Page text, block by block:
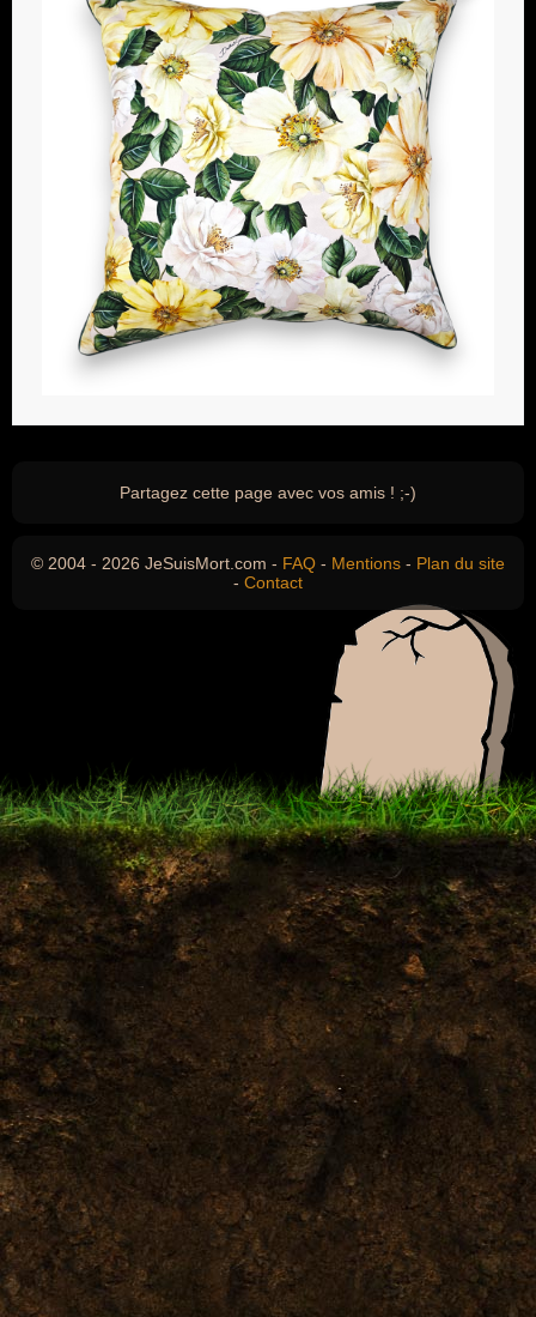
Partagez cette page avec vos amis ! ;-)
© 2004 - 2026 JeSuisMort.com - FAQ - Mentions - Plan du site
- Contact